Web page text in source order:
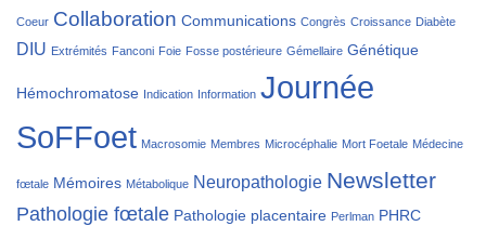
Coeur Collaboration Communications Congrès Croissance Diabète
DIU Extrémités Fanconi Foie Fosse postérieure Gémellaire Génétique
Hémochromatose Indication Information Journée
SoFFoet Macrosomie Membres Microcéphalie Mort Foetale Médecine
fœtale Mémoires Métabolique Neuropathologie Newsletter
Pathologie fœtale Pathologie placentaire Perlman PHRC